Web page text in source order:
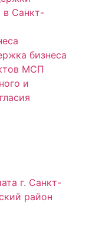
в Санкт-
бизнеса
МСП
и
г. Санкт-
район